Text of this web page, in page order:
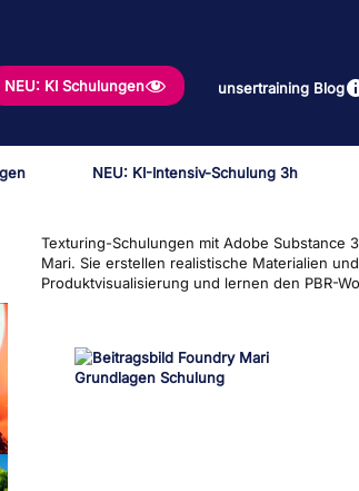
NEU: KI Schulungen unsertraining Blog
NEU: KI-Intensiv-Schulung 3h
Texturing-Schulungen mit Adobe Substance
Mari. Sie erstellen realistische Materialien
Produktvisualisierung und lernen den PBR-